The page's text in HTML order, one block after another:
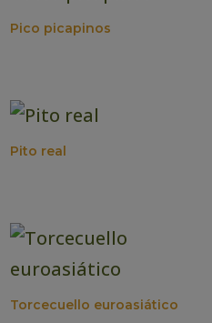
Pico picapinos
Pito real
Torcecuello euroasiático